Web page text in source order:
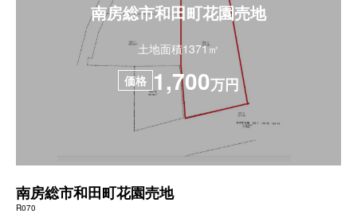
南房総市和田町花園売地
土地面積1371㎡
価格 1,700万円
南房総市和田町花園売地
R070